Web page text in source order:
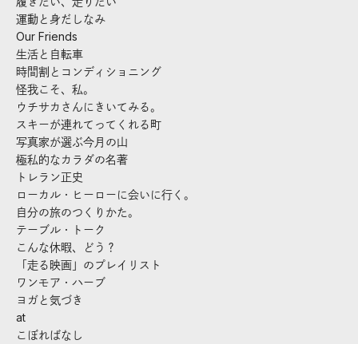
運動と身だしなみ
Our Friends
生活と自転車
時間割とコンディショニング
怪我こそ、私。
ウチサカさんにきいてみる。
スキーが連れてってくれる町
写真家が選ぶ今月の山
極私的なカラダの名著
トレラン正史
ローカル・ヒーローに会いに行く。
自分の旅のつくりかた。
テーブル・トーク
こんな休暇、どう？
「走る映画」のプレイリスト
ワンモア・ハーブ
ヨガと気づき
at
こぼればなし